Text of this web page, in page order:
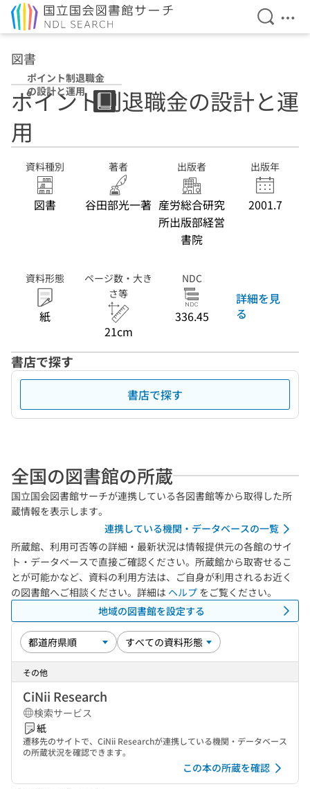
検索を
メ
図書
ポイント制退職金
の設計と運用
ポイント制退職金の設計と運
用
資料種別
図書
著者
谷田部光一著
出版者
産労総合研究
所出版部経営
書院
出版年
2001.7
資料形態
紙
ページ数・大き
さ等
21cm
NDC
336.45
詳細を見
る
書店で探す
書店で探す
全国の図書館の所蔵
国立国会図書館サーチが連携している各図書館等から取得した所
蔵情報を表示します。
連携している機関・データベースの一覧
所蔵館、利用可否等の詳細・最新状況は情報提供元の各館のサイ
ト・データベースで直接ご確認ください。所蔵館から取寄せるこ
とが可能かなど、資料の利用方法は、ご自身が利用されるお近く
の図書館へご相談ください。詳細は ヘルプ をご覧ください。
地域の図書館を設定する
その他
CiNii Research
検索サービス
紙
遷移先のサイトで、CiNii Researchが連携している機関・データベース
の所蔵状況を確認できます。
この本の所蔵を確認